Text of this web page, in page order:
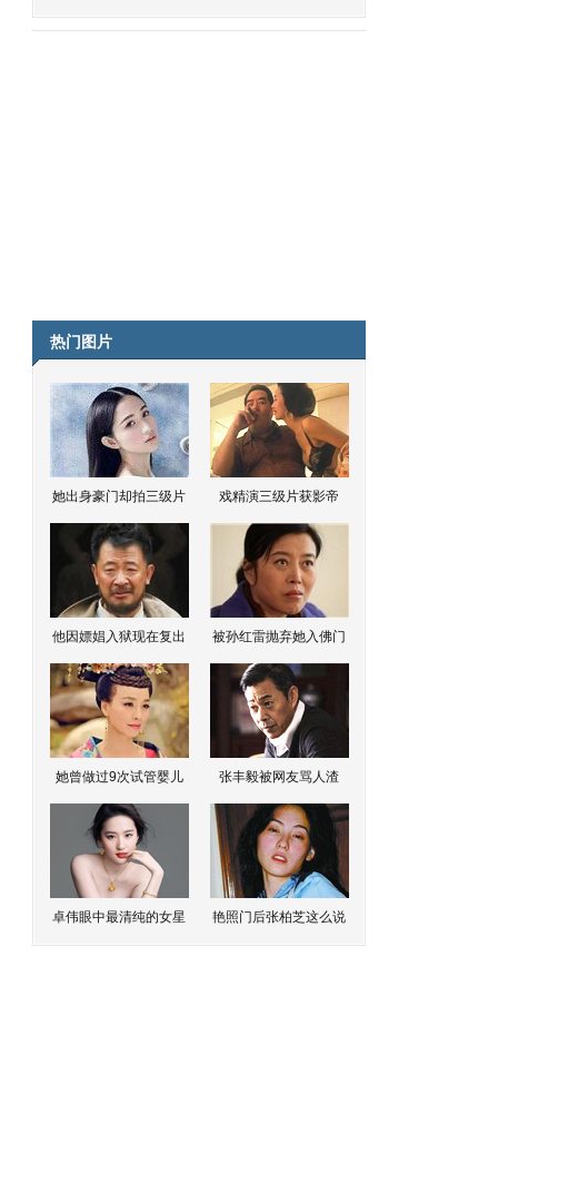
热门图片
她出身豪门却拍三级片 戏精演三级片获影帝
他因嫖娼入狱现在复出 被孙红雷抛弃她入佛门
她曾做过9次试管婴儿 张丰毅被网友骂人渣
卓伟眼中最清纯的女星 艳照门后张柏芝这么说